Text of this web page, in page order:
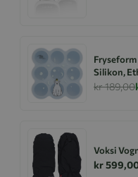
Silikon,
kr 189,00
Voksi
kr